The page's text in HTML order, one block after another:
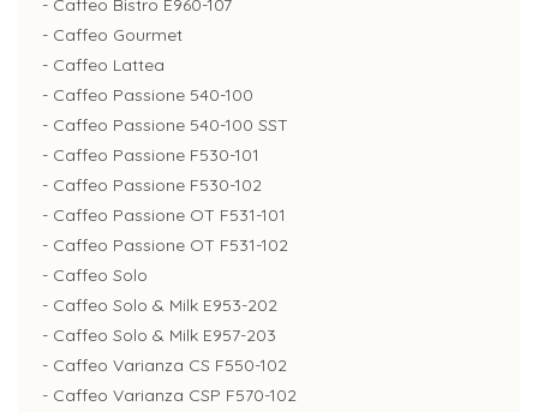
- Caffeo Bistro E960-107
- Caffeo Gourmet
- Caffeo Lattea
- Caffeo Passione 540-100
- Caffeo Passione 540-100 SST
- Caffeo Passione F530-101
- Caffeo Passione F530-102
- Caffeo Passione OT F531-101
- Caffeo Passione OT F531-102
- Caffeo Solo
- Caffeo Solo & Milk E953-202
- Caffeo Solo & Milk E957-203
- Caffeo Varianza CS F550-102
- Caffeo Varianza CSP F570-102